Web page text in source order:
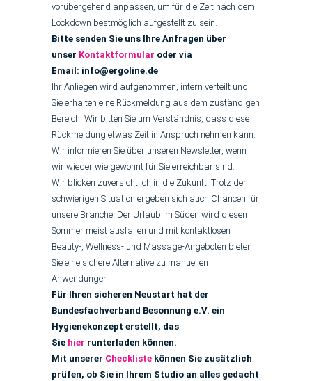
vorübergehend anpassen, um für die Zeit nach dem
Lockdown bestmöglich aufgestellt zu sein.
Bitte senden Sie uns Ihre Anfragen über
unser Kontaktformular oder via
Email: info@ergoline.de
Ihr Anliegen wird aufgenommen, intern verteilt und
Sie erhalten eine Rückmeldung aus dem zuständigen
Bereich. Wir bitten Sie um Verständnis, dass diese
Rückmeldung etwas Zeit in Anspruch nehmen kann.
Wir informieren Sie über unseren Newsletter, wenn
wir wieder wie gewohnt für Sie erreichbar sind.
Wir blicken zuversichtlich in die Zukunft! Trotz der
schwierigen Situation ergeben sich auch Chancen für
unsere Branche. Der Urlaub im Süden wird diesen
Sommer meist ausfallen und mit kontaktlosen
Beauty-, Wellness- und Massage-Angeboten bieten
Sie eine sichere Alternative zu manuellen
Anwendungen.
Für Ihren sicheren Neustart hat der
Bundesfachverband Besonnung e.V. ein
Hygienekonzept erstellt, das
Sie hier runterladen können.
Mit unserer Checkliste können Sie zusätzlich
prüfen, ob Sie in Ihrem Studio an alles gedacht